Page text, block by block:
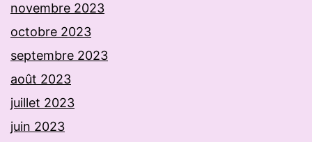
novembre 2023
octobre 2023
septembre 2023
août 2023
juillet 2023
juin 2023